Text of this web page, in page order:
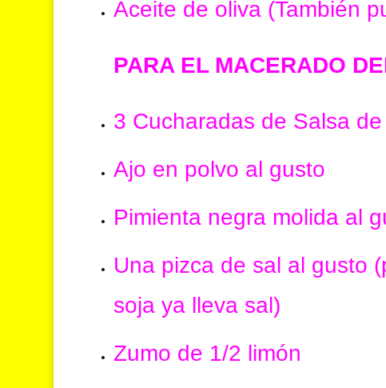
Aceite de oliva (También
PARA EL MACERADO
3 Cucharadas de Salsa
Ajo en polvo al gusto
Pimienta negra molida al
Una pizca de sal al gusto
soja ya lleva sal)
Zumo de 1/2 limón